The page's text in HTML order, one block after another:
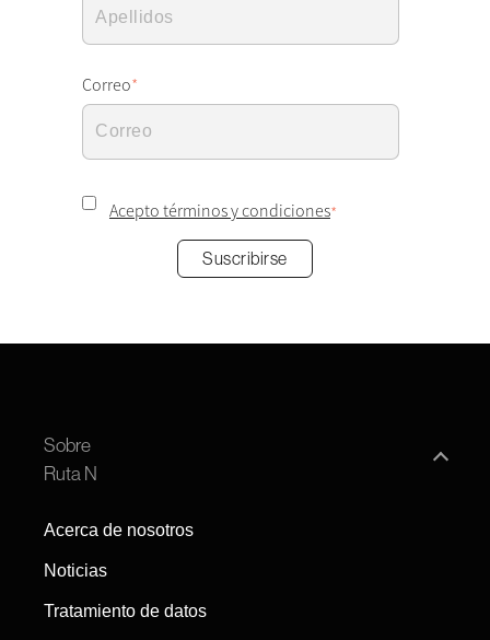
Correo*
Acepto términos y condiciones*
Sobre
Ruta N
Acerca de nosotros
Noticias
Tratamiento de datos